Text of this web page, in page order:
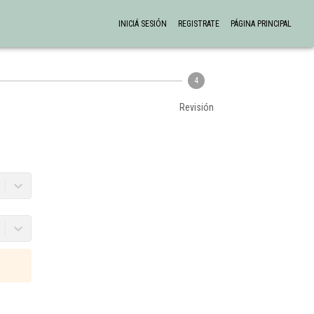
INICIÁ SESIÓN REGISTRATE PÁGINA PRINCIPAL
4
Revisión